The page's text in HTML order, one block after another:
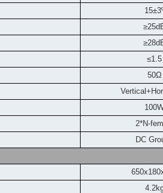
≤1.5
50Ω
2*N-
DC